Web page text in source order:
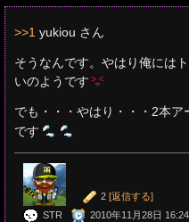
>>1 yukiou さん
そうなんです。やはり俺には
いのようです
でも・・・やはり・・・2本
です
2 [返信する]
STR
2010年11月28日 16:24